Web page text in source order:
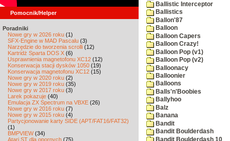
Pomocnik/Helper
Poradniki
Nowe gry w 2026 roku (1)
SFX-Engine w MAD Pascalu (3)
Narzędzie do tworzenia scrolli (12)
Kartridż Sparta DOS X (6)
Usprawnienia magnetofonu XC12 (12)
Konserwacja stacji dysków 1050 (19)
Konserwacja magnetofonu XC12 (15)
Nowe gry w 2020 roku (2)
Nowe gry w 2019 roku (35)
Nowe gry w 2017 roku (3)
Larek pokazuje (40)
Emulacja ZX Spectrum na VBXE (26)
Nowe gry w 2016 roku (7)
Nowe gry w 2015 roku (4)
Partycjonowanie karty SIDE (APT/FAT16/FAT32)
(1)
BMPVIEW(34)
Atari ST dla opornych (75)
Ballistic Interceptor
Ballistics
Ballon'87
Balloon
Balloon Capers
Balloon Crazy!
Balloon Pop (v1)
Balloon Pop (v2)
Balloonacy
Balloonier
Balloons
Balls'n'Boobies
Ballyhoo
Balz
Banana
Bandit
Bandit Boulderdash
Bandit Boulderdash 10